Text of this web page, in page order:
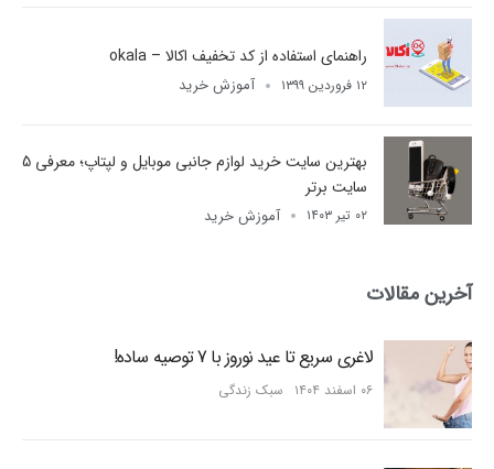
راهنمای استفاده از کد تخفیف اکالا – okala
۱۲ فروردین ۱۳۹۹ آموزش خرید
بهترین سایت خرید لوازم جانبی موبایل و لپتاپ؛ معرفی 5
سایت برتر
۰۲ تیر ۱۴۰۳ آموزش خرید
آخرین مقالات
لاغری سریع تا عید نوروز با 7 توصیه ساده!
۰۶ اسفند ۱۴۰۴ سبک زندگی